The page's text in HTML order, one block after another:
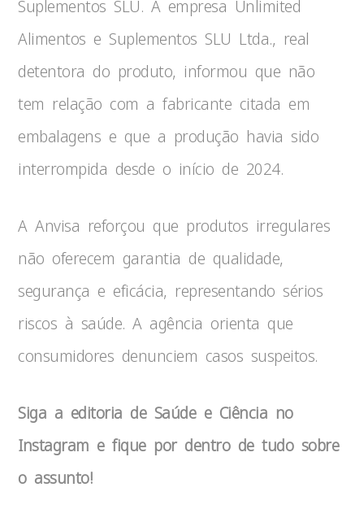
Suplementos SLU. A empresa Unlimited
Alimentos e Suplementos SLU Ltda., real
detentora do produto, informou que não
tem relação com a fabricante citada em
embalagens e que a produção havia sido
interrompida desde o início de 2024.
A Anvisa reforçou que produtos irregulares
não oferecem garantia de qualidade,
segurança e eficácia, representando sérios
riscos à saúde. A agência orienta que
consumidores denunciem casos suspeitos.
Siga a editoria de Saúde e Ciência no
Instagram e fique por dentro de tudo sobre
o assunto!